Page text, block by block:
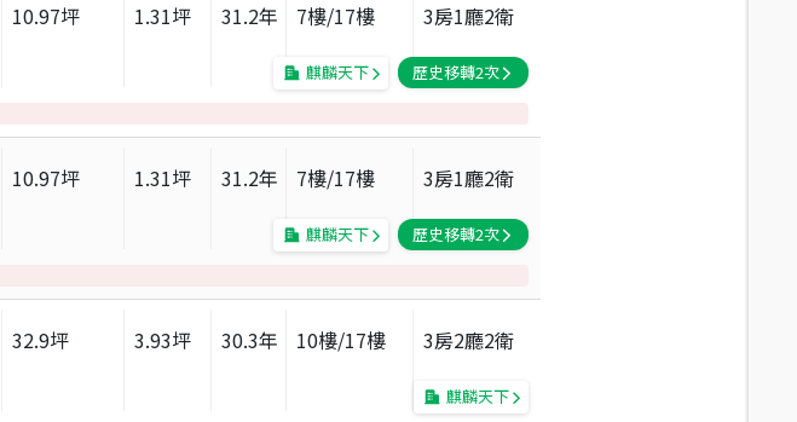
10.97坪 1.31坪 31.2年 7樓/17樓 3房1廳2衛
麒麟天下 歷史移轉2次
10.97坪 1.31坪 31.2年 7樓/17樓 3房1廳2衛
麒麟天下 歷史移轉2次
32.9坪 3.93坪 30.3年 10樓/17樓 3房2廳2衛
麒麟天下